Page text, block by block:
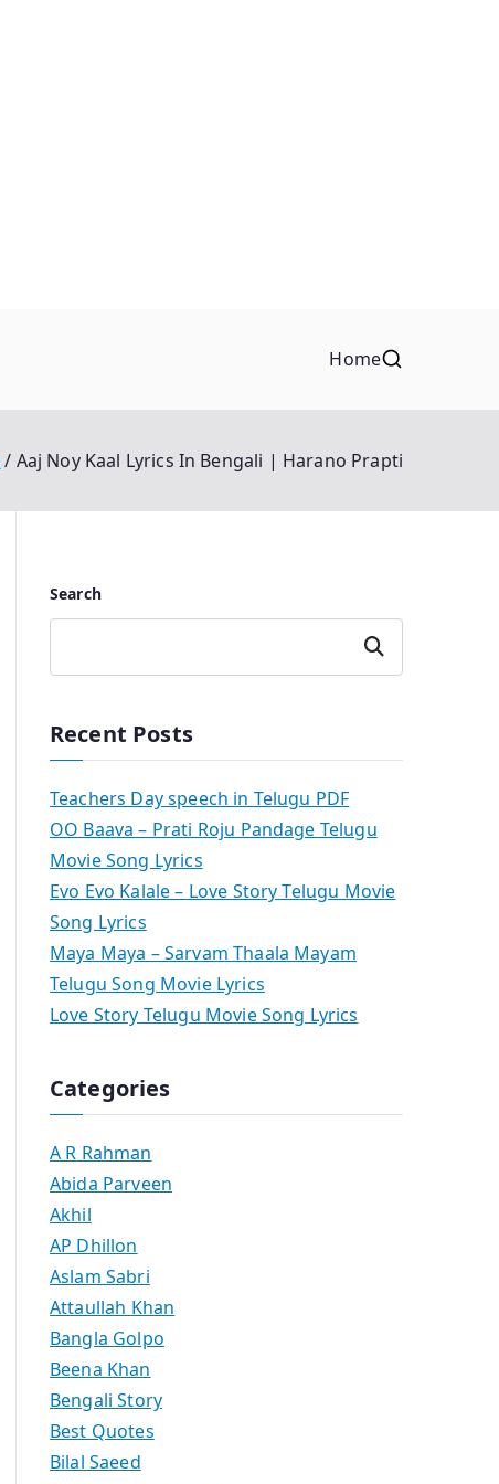
Home
Aaj Noy Kaal Lyrics In Bengali | Harano Prapti
Search
Search
Recent Posts
Teachers Day speech in Telugu PDF
OO Baava – Prati Roju Pandage Telugu
Movie Song Lyrics
Evo Evo Kalale – Love Story Telugu Movie
Song Lyrics
Maya Maya – Sarvam Thaala Mayam
Telugu Song Movie Lyrics
Love Story Telugu Movie Song Lyrics
Categories
A R Rahman
Abida Parveen
Akhil
AP Dhillon
Aslam Sabri
Attaullah Khan
Bangla Golpo
Beena Khan
Bengali Story
Best Quotes
Bilal Saeed